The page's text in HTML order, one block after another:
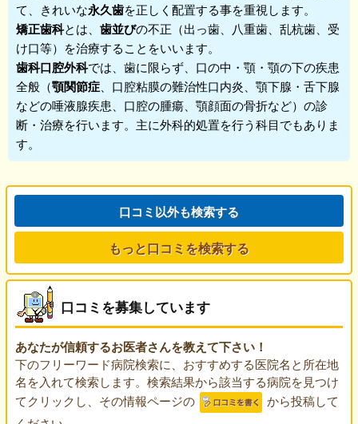
て、きれいな永久歯を正しく配置する事を重視します。
矯正歯科とは、 歯並びの不正（出っ歯、八重歯、乱杭歯、受
け口等）を治療することをいいます。
歯科口腔外科では、歯に限らず、口の中・顎・顎の下の疾患
全般（顎関節症 、口腔粘膜の難治性口内炎、顎下腺・舌下腺
などの唾液腺疾患、口腔の腫瘍、顎顔面の骨折など）の診
断・治療を行います。主に外科的処置を行う科目でもありま
す。
口コミ以外も検索する
もっと口コミを検索する
口コミを募集しています
あなたが信頼するお医者さんを教えて下さい！
下のフリーワード病院検索に、おすすめする医院名と所在地
名を入れて検索します。検索結果から該当する病院を見つけ
てクリックし、その情報ページの
から投稿して